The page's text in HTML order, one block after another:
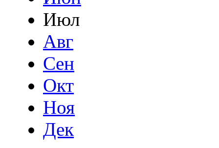
Июл
Авг
Сен
Окт
Ноя
Дек